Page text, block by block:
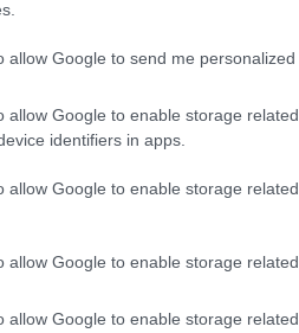
allow Google to send me personalized
allow Google to enable storage
identifiers in apps.
allow Google to enable storage
allow Google to enable storage
allow Google to enable storage